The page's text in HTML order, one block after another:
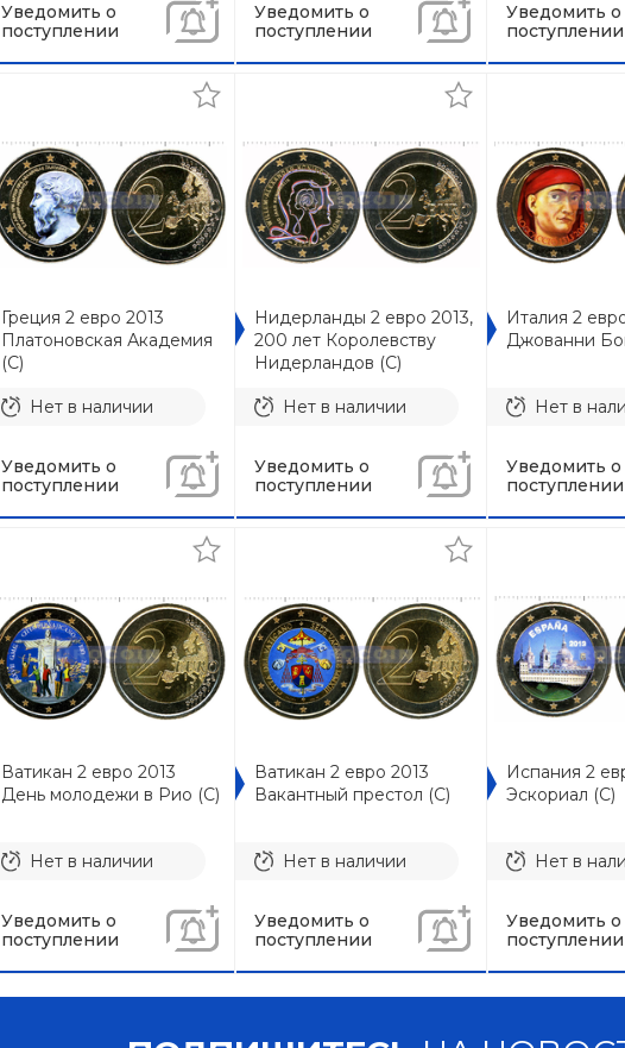
Уведомить о
поступлении
Уведомить о
поступлении
Уведомить о
поступлении
Греция 2 евро 2013
Платоновская Академия
(C)
Нет в наличии
Уведомить о
поступлении
Нидерланды 2 евро 2013,
200 лет Королевству
Нидерландов (C)
Нет в наличии
Уведомить о
поступлении
Италия 2
Джованни
Нет в
Уведомить о
поступлении
Ватикан 2 евро 2013
День молодежи в Рио (C)
Нет в наличии
Уведомить о
поступлении
Ватикан 2 евро 2013
Вакантный престол (C)
Нет в наличии
Уведомить о
поступлении
Испания 2
Эскориал (C)
Нет в
Уведомить о
поступлении